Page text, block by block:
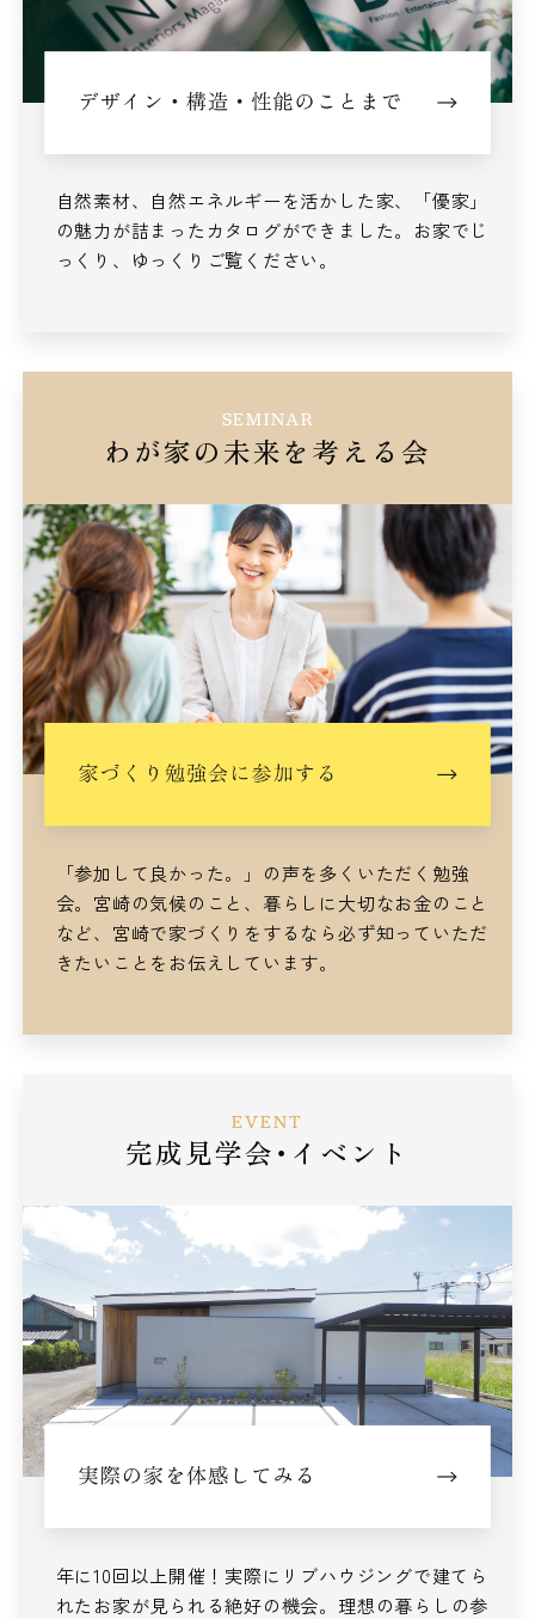
自然素材、自然エネルギーを活かした家、
「優家」
の魅力が詰まったカタログができました。 お家でじ
っくり、ゆっくりご覧ください。
SEMINAR
わが家の未来を考える会
「参加して良かった。」の声を多くいただく勉強
会。 宮崎の気候のこと、暮らしに大切なお金のこと
など、 宮崎で家づくりをするなら必ず知っていただ
きたいことをお伝えしています。
EVENT
完成見学会･イベント
年に10回以上開催！ 実際にリブハウジングで建てら
れた お家が見られる絶好の機会。 理想の暮らしの参